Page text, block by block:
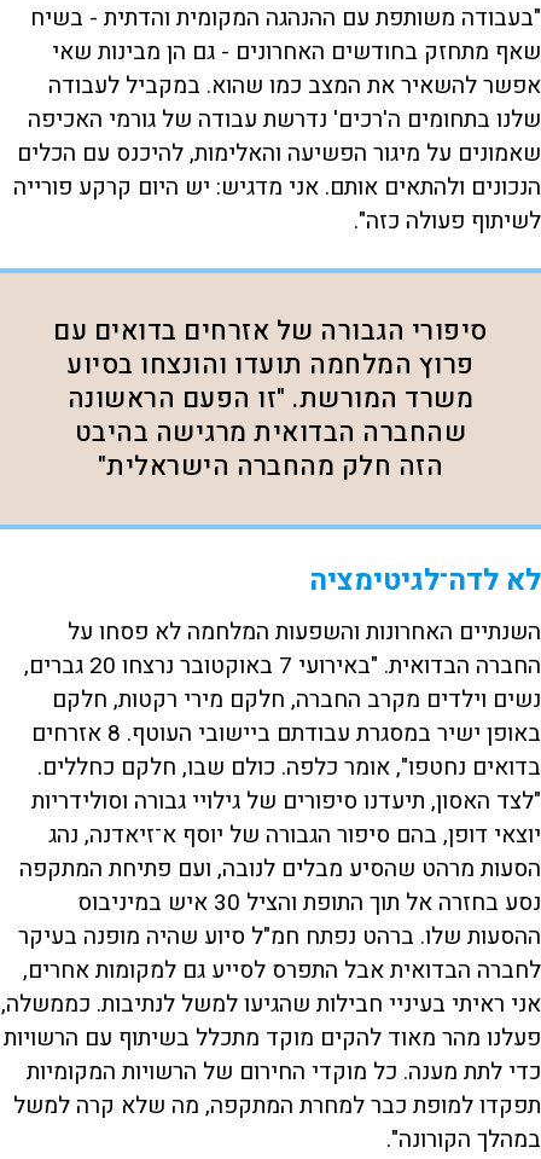
"בעבודה משותפת עם ההנהגה המקומית והדתית - בשיח
שאף מתחזק בחודשים האחרונים - גם הן מבינות שאי
אפשר להשאיר את המצב כמו שהוא. במקביל לעבודה
שלנו בתחומים ה'רכים' נדרשת עבודה של גורמי האכיפה
שאמונים על מיגור הפשיעה והאלימות, להיכנס עם הכלים
הנכונים ולהתאים אותם. אני מדגיש: יש היום קרקע פורייה
לשיתוף פעולה כזה".
סיפורי הגבורה של אזרחים בדואים עם
פרוץ המלחמה תועדו והונצחו בסיוע
משרד המורשת. "זו הפעם הראשונה
שהחברה הבדואית מרגישה בהיבט
הזה חלק מהחברה הישראלית"
לא לדה־לגיטימציה
השנתיים האחרונות והשפעות המלחמה לא פסחו על
החברה הבדואית. "באירועי 7 באוקטובר נרצחו 20 גברים,
נשים וילדים מקרב החברה, חלקם מירי רקטות, חלקם
באופן ישיר במסגרת עבודתם ביישובי העוטף. 8 אזרחים
בדואים נחטפו", אומר כלפה. כולם שבו, חלקם כחללים.
"לצד האסון, תיעדנו סיפורים של גילויי גבורה וסולידריות
יוצאי דופן, בהם סיפור הגבורה של יוסף א־זיאדנה, נהג
הסעות מרהט שהסיע מבלים לנובה, ועם פתיחת המתקפה
נסע בחזרה אל תוך התופת והציל 30 איש במיניבוס
ההסעות שלו. ברהט נפתח חמ"ל סיוע שהיה מופנה בעיקר
לחברה הבדואית אבל התפרס לסייע גם למקומות אחרים,
אני ראיתי בעיניי חבילות שהגיעו למשל לנתיבות. כממשלה,
פעלנו מהר מאוד להקים מוקד מתכלל בשיתוף עם הרשויות
כדי לתת מענה. כל מוקדי החירום של הרשויות המקומיות
תפקדו למופת כבר למחרת המתקפה, מה שלא קרה למשל
במהלך הקורונה".